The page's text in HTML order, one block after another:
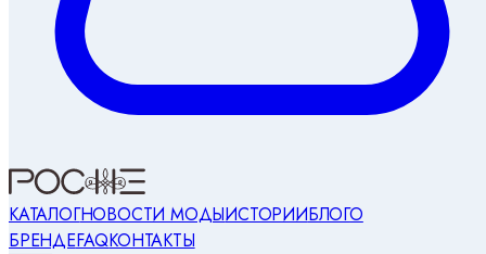
КАТАЛОГНОВОСТИ МОДЫИСТОРИИБЛОГО
БРЕНДЕFAQКОНТАКТЫ